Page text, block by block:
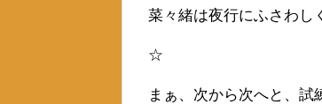
菜々緒は夜行にふさわし
☆
まぁ、次から次へと、試